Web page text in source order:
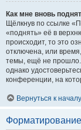
Как мне вновь
Щёлкнув по ссылке
«поднять» её в
происходит, то это
отключена, или
темы, ещё не прошло.
однако
конференции, на
Вернуться к началу